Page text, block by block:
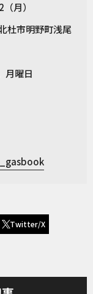
月）
杜市明野町浅尾
月曜日
Twitter/X